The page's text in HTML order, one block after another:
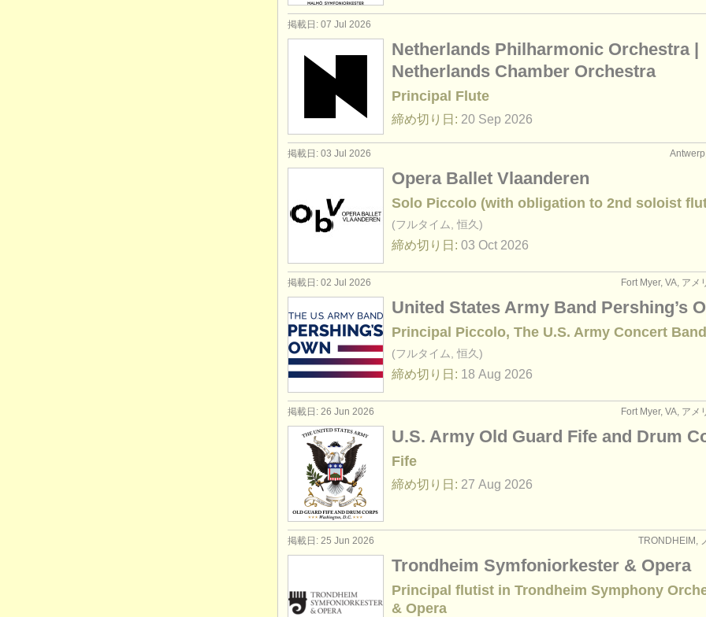
掲載日: 07 Jul 2026
Netherlands Philharmonic Orchestra |
Netherlands Chamber Orchestra
Principal Flute
締め切り日: 20 Sep 2026
掲載日: 03 Jul 2026
Opera Ballet Vlaanderen
Solo Piccolo (with obligation to 2nd soloist
(フルタイム, 恒久)
締め切り日: 03 Oct 2026
Fort Myer, VA, アメ
掲載日: 02 Jul 2026
United States Army Band Pershing’s
Principal Piccolo, The U.S. Army Concert Band
(フルタイム, 恒久)
締め切り日: 18 Aug 2026
Fort Myer, VA, アメ
掲載日: 26 Jun 2026
U.S. Army Old Guard Fife and Drum
Fife
締め切り日: 27 Aug 2026
TRONDHEIM,
掲載日: 25 Jun 2026
Trondheim Symfoniorkester & Opera
Principal flutist in Trondheim Symphony
& Opera